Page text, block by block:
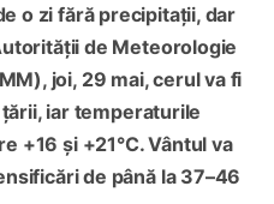
o zi fără precipitații, dar
de Meteorologie
joi, 29 mai, cerul va fi
iar temperaturile
+16 și +21°C. Vântul va
de până la 37–46